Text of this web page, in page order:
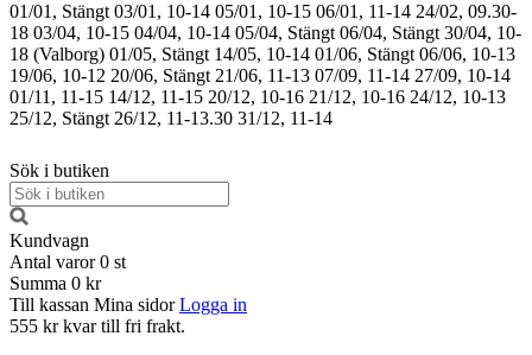
01/01, Stängt 03/01, 10-14 05/01, 10-15 06/01, 11-14 24/02, 09.30-
18 03/04, 10-15 04/04, 10-14 05/04, Stängt 06/04, Stängt 30/04, 10-
18 (Valborg) 01/05, Stängt 14/05, 10-14 01/06, Stängt 06/06, 10-13
19/06, 10-12 20/06, Stängt 21/06, 11-13 07/09, 11-14 27/09, 10-14
01/11, 11-15 14/12, 11-15 20/12, 10-16 21/12, 10-16 24/12, 10-13
25/12, Stängt 26/12, 11-13.30 31/12, 11-14
Sök i butiken
Kundvagn
Antal varor 0 st
Summa 0 kr
Till kassan Mina sidor Logga in
555 kr kvar till fri frakt.